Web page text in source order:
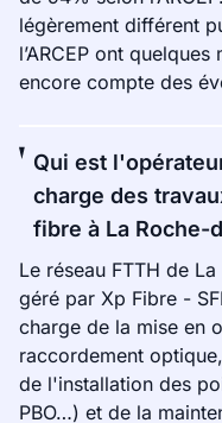
légèrement différent
l’ARCEP ont
encore compte des
Qui est
charge des
fibre à La Roche-
Le réseau FTTH de
géré par Xp Fibre -
charge de la mise en
raccordement
de l'installation des
PBO…) et de la